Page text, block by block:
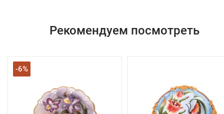
Рекомендуем посмотреть
-6%